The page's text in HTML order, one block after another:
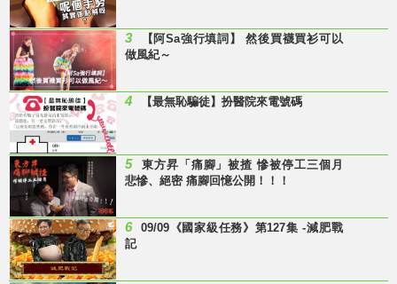
3
【阿Sa強行填詞】 然後買襪買衫可以
做風紀～
4 【最無恥騙徒】扮醫院來電號碼
5
東方昇「痛腳」被揸 慘被停工三個月
悲慘、絕密 痛腳回憶公開！！！
6
09/09《國家級任務》第127集 -減肥戰
記